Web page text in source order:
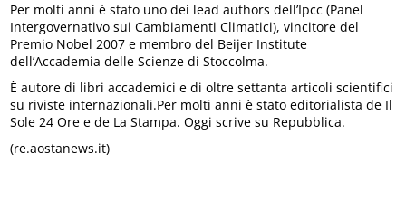
Per molti anni è stato uno dei lead authors dell’Ipcc (Panel
Intergovernativo sui Cambiamenti Climatici), vincitore del
Premio Nobel 2007 e membro del Beijer Institute
dell’Accademia delle Scienze di Stoccolma.
È autore di libri accademici e di oltre settanta articoli scientifici
su riviste internazionali.Per molti anni è stato editorialista de Il
Sole 24 Ore e de La Stampa. Oggi scrive su Repubblica.
(re.aostanews.it)